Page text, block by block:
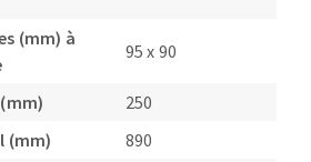
(mm) à
95 x 90
250
(mm)
890